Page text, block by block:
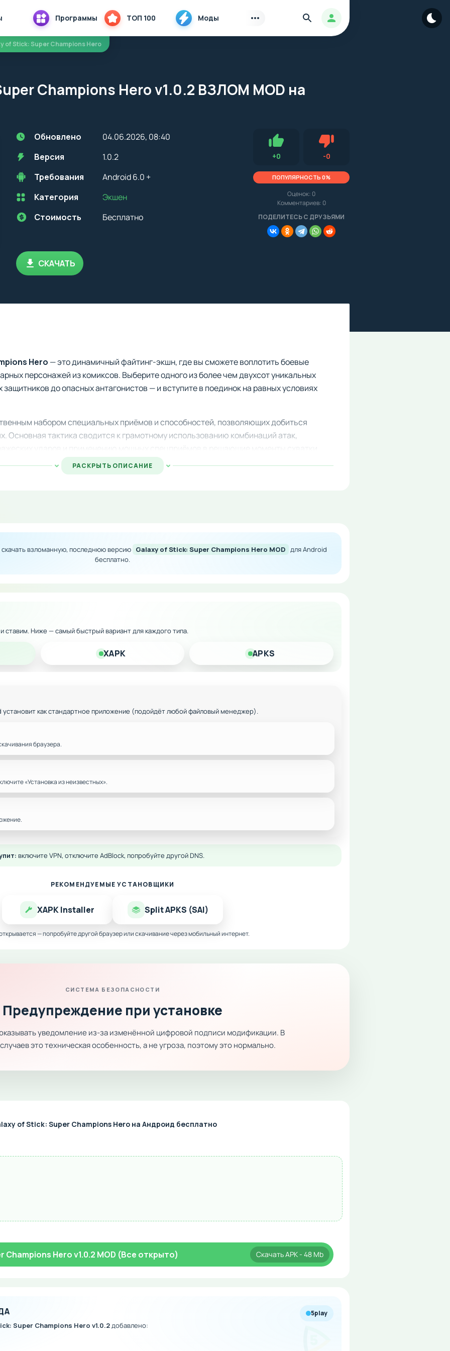
Программы ТОП 100 Моды Авторизация
Найти
of Stick: Super Champions Hero
Champions Hero v1.0.2 ВЗЛОМ MOD на
Обновлено
04.06.2026, 08:40
Версия
1.0.2
Требования
Android 6.0 +
Перед установкой приложения на устройство с Android, стоит
учитывать версию OS. Мы всегда указываем минимальные
Категория
Экшен
Стоимость
Бесплатно
+0Нравится -0Не нравится (0.0, 0, 10763)
ПОПУЛЯРНОСТЬ 0%
Оценок: 0
Комментариев: 0
СКАЧАТЬ
Hero — это динамичный файтинг-экшн, где вы сможете воплотить боевые
персонажей из комиксов. Выберите одного из более чем двухсот уникальных
до опасных антагонистов — и вступите в поединок на равных условиях
набором специальных приёмов и способностей, позволяющих добиться
Основная тактика сводится к грамотному использованию комбинаций атак,
часть игровой механики. Улучшайте боевые показатели героя, развивайте его
без ограничений
РАСКРЫТЬ ОПИСАНИЕ
взломанную, последнюю версию Galaxy of Stick: Super Champions Hero MOD для Android
бесплатно.
ставим. Ниже — самый быстрый вариант для каждого типа.
XAPK APKS
как стандартное приложение (подойдёт любой файловый менеджер).
браузера.
«Установка из неизвестных».
включите VPN, отключите AdBlock, попробуйте другой DNS.
РЕКОМЕНДУЕМЫЕ УСТАНОВЩИКИ
XAPK Installer Split APKS (SAI)
— попробуйте другой браузер или скачивание через мобильный интернет.
СИСТЕМА БЕЗОПАСНОСТИ
Предупреждение при установке
уведомление из-за изменённой цифровой подписи модификации. В
это техническая особенность, а не угроза, поэтому это нормально.
of Stick: Super Champions Hero на Андроид бесплатно
Champions Hero v1.0.2 MOD (Все открыто) СкачатьAPK- 48 Mb
Super Champions Hero v1.0.2добавлено:
5play